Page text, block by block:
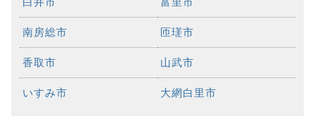
南房総市 匝瑳市
香取市 山武市
いすみ市 大網白里市